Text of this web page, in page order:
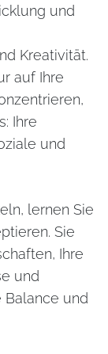
und
Kreativität.
auf Ihre
Ihre
und
lernen Sie
Sie
Ihre
und
Balance und